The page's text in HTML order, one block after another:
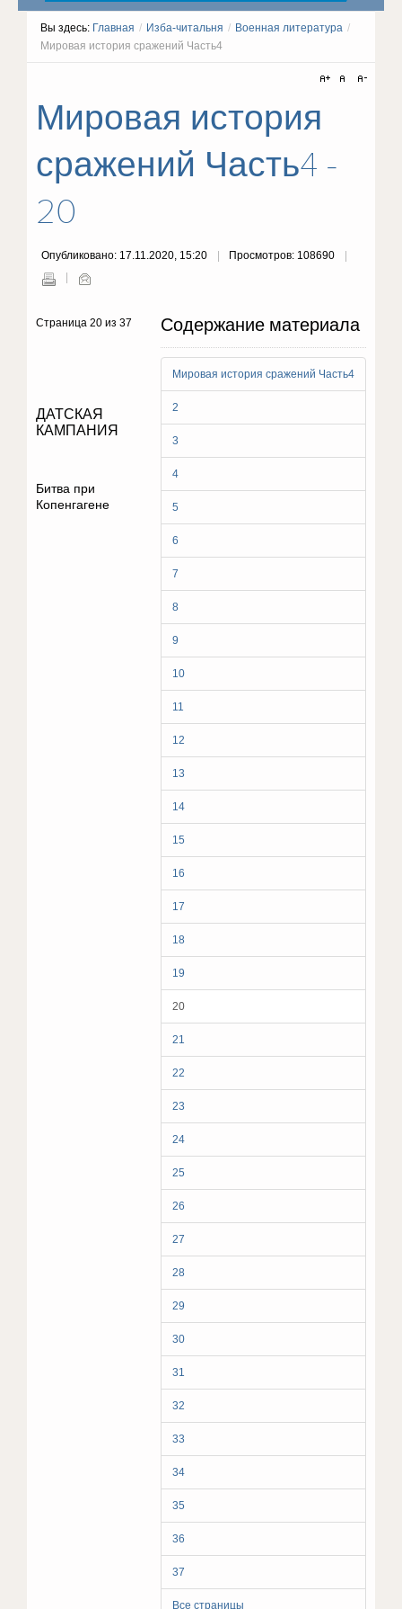
Вы здесь: Главная / Изба-читальня / Военная литература /
Мировая история сражений Часть4
Мировая история
сражений Часть4 -
20
Опубликовано: 17.11.2020, 15:20 Просмотров: 108690
Содержание материала
Мировая история сражений Часть4
2
3
4
5
6
7
8
9
10
11
12
13
14
15
16
17
18
19
20
21
22
23
24
25
26
27
28
29
30
31
32
33
34
35
36
37
Все страницы
Страница 20 из 37
ДАТСКАЯ
КАМПАНИЯ
Битва при
Копенгагене